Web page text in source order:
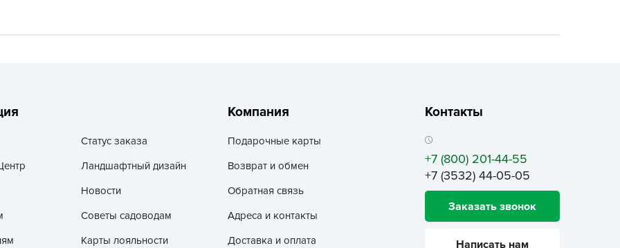
Аяском
байкал
Банные штучки
Статус заказа
Ландшафтный дизайн
Новости
Советы садоводам
Карты лояльности
Компания
Подарочные карты
Возврат и обмен
Обратная связь
Адреса и контакты
Доставка и оплата
Контакты
+7 (800) 201-44-55
+7 (3532) 44-05-05
Заказать звонок
Написать нам